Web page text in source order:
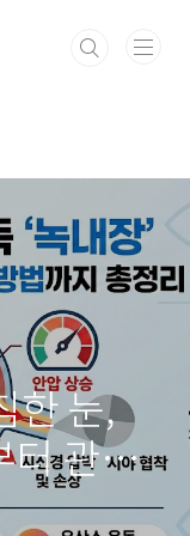
한 눈,
터 관리
번에 알